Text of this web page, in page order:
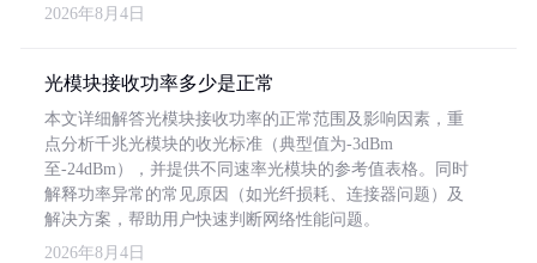
2026年8月4日
光模块接收功率多少是正常
本文详细解答光模块接收功率的正常范围及影响因素，重
点分析千兆光模块的收光标准（典型值为-3dBm
至-24dBm），并提供不同速率光模块的参考值表格。同时
解释功率异常的常见原因（如光纤损耗、连接器问题）及
解决方案，帮助用户快速判断网络性能问题。
2026年8月4日